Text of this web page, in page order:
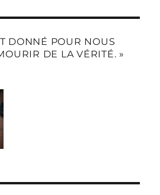
DONNÉ POUR NOUS
DE LA VÉRITÉ. »